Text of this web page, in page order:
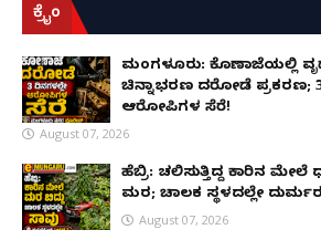
ಕ್ರೈಂ
ಮಂಗಳೂರು: ಕೊಣಾಜೆಯಲ್ಲಿ
ಚಿನ್ನಾಭರಣ ದರೋಡೆ ಪ್ರಕರಣ;
ಆರೋಪಿಗಳ ಸೆರೆ!
August 07, 2026
ಹೆಬ್ರಿ: ಚಲಿಸುತ್ತಿದ್ದ ಕಾರಿನ ಮೇಲೆ
ಮರ; ಚಾಲಕ ಸ್ಥಳದಲ್ಲೇ
August 07, 2026